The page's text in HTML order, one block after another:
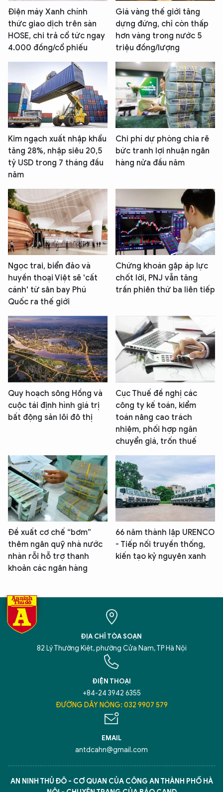
Điện máy Xanh chính
thức giao dịch trên sàn
HOSE, chi trả cổ tức ngay
4.000 đồng/cổ phiếu
Giá vàng thế giới tăng
dựng đứng, chỉ còn thấp
hơn vàng trong nước 5
triệu đồng/lượng
Kim ngạch xuất nhập khẩu
tăng 28%, nhập siêu 20,5
tỷ USD trong 7 tháng đầu
năm
Chi phí dự phòng chia rẽ
bức tranh lợi nhuận ngân
hàng nửa đầu năm
Ngọc trai, biển đảo và
huyền thoại Việt sẽ 'cất
cánh' từ sân bay Phú
Quốc ra thế giới
Chứng khoán gặp áp lực
chốt lời, PNJ vẫn tăng
trần phiên thứ ba liên tiếp
Quy hoạch sông Hồng và
cuộc tái định hình giá trị
bất động sản lõi đô thị
Cục Thuế đề nghị các
công ty kế toán, kiểm
toán nâng cao trách
nhiệm, phối hợp ngăn
chuyển giá, trốn thuế
Đề xuất cơ chế “bơm”
thêm ngân quỹ nhà nước
nhàn rỗi hỗ trợ thanh
khoản các ngân hàng
66 năm thành lập URENCO
- Tiếp nối truyền thống,
kiến tạo kỷ nguyên xanh
ĐỊA CHỈ TÒA SOẠN
82 Lý Thường Kiệt, phường Cửa Nam, TP Hà Nội
ĐIỆN THOẠI
+84-24 3942 6355
ĐƯỜNG DÂY NÓNG: 032 9907 579
EMAIL
antdcahn@gmail.com
AN NINH THỦ ĐÔ - CƠ QUAN CỦA CÔNG AN THÀNH PHỐ HÀ